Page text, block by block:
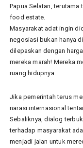
Papua Selatan, terutama
food estate.
Masyarakat adat ingin
negosiasi bukan hanya
dilepaskan dengan
mereka marah! Mereka
ruang hidupnya.
Jika pemerintah terus
narasi internasional
Sebaliknya, dialog
terhadap masyarakat
menjadi jalan untuk